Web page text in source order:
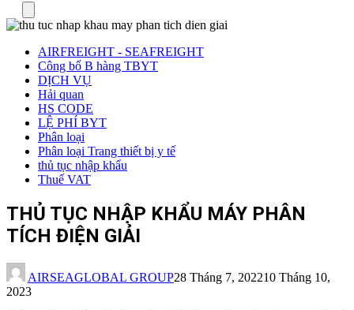
AIRFREIGHT - SEAFREIGHT
Công bố B hàng TBYT
DỊCH VỤ
Hải quan
HS CODE
LỆ PHÍ BYT
Phân loại
Phân loại Trang thiết bị y tế
thủ tục nhập khẩu
Thuế VAT
THỦ TỤC NHẬP KHẨU MÁY PHÂN
TÍCH ĐIỆN GIẢI
AIRSEAGLOBAL GROUP28 Tháng 7, 202210 Tháng 10,
2023